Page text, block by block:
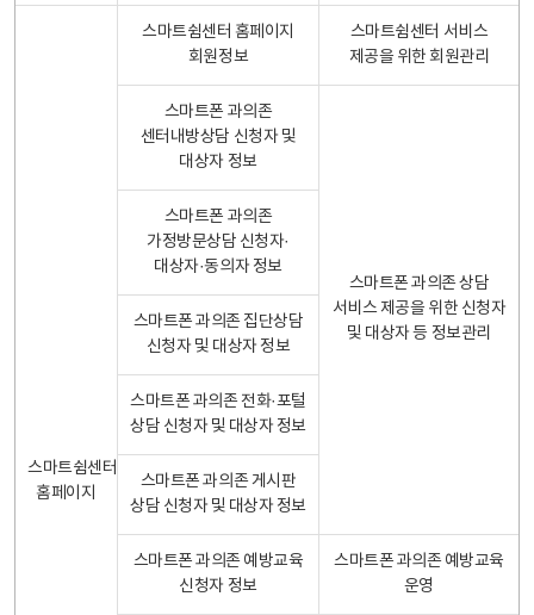
스마트쉼센터
홈페이지
스마트쉼센터 홈페이지
회원정보
스마트쉼센터 서비스
제공을 위한 회원관리
스마트폰 과의존
센터내방상담 신청자 및
대상자 정보
스마트폰 과의존 상담
서비스 제공을 위한 신청자
및 대상자 등 정보관리
스마트폰 과의존
가정방문상담 신청자·
대상자·동의자 정보
스마트폰 과의존 집단상담
신청자 및 대상자 정보
스마트폰 과의존 전화·포털
상담 신청자 및 대상자 정보
스마트폰 과의존 게시판
상담 신청자 및 대상자 정보
스마트폰 과의존 예방교육
신청자 정보
스마트폰 과의존 예방교육
운영